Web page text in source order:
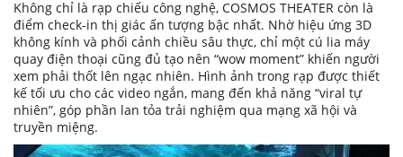
Không chỉ là rạp chiếu công nghệ, COSMOS THEATER còn là
điểm check-in thị giác ấn tượng bậc nhất. Nhờ hiệu ứng 3D
không kính và phối cảnh chiều sâu thực, chỉ một cú lia máy
quay điện thoại cũng đủ tạo nên “wow moment” khiến người
xem phải thốt lên ngạc nhiên. Hình ảnh trong rạp được thiết
kế tối ưu cho các video ngắn, mang đến khả năng “viral tự
nhiên”, góp phần lan tỏa trải nghiệm qua mạng xã hội và
truyền miệng.